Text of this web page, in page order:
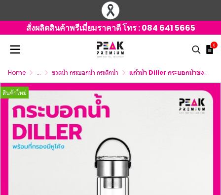
สั่งผลิตสินค้าพรีเมี่ยมราคาดี โทร :084 641 5665
0
Home ... ขวดน้ำ กระบอกน้ำ กระติกน้ำ แก้วน้ำ Diller กระบอกน้ำชงชา พร้อมที่กรองชา มีหูโค้ง 300 ml.
สินค้าใหม่